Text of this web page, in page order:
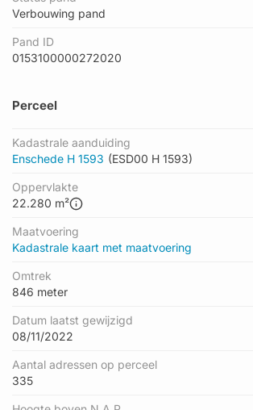
Verbouwing pand
Pand ID
0153100000272020
Perceel
Kadastrale aanduiding
Enschede H 1593 (ESD00 H 1593)
Oppervlakte
22.280 m²
Maatvoering
Kadastrale kaart met maatvoering
Omtrek
846 meter
Datum laatst gewijzigd
08/11/2022
Aantal adressen op perceel
335